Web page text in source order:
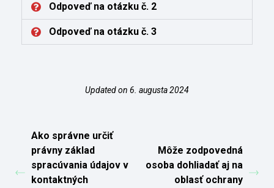
Odpoveď na otázku č. 2
Odpoveď na otázku č. 3
Updated on 6. augusta 2024
Ako správne určiť
právny základ
spracúvania údajov v
kontaktných
Môže zodpovedná
osoba dohliadať aj na
oblasť ochrany